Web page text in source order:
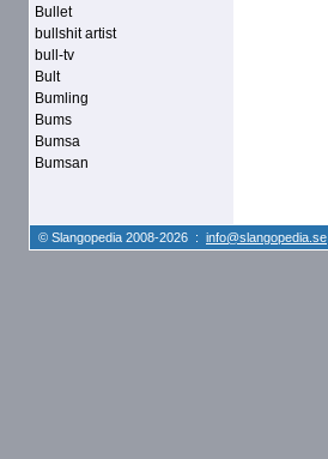
Bullet
bullshit artist
bull-tv
Bult
Bumling
Bums
Bumsa
Bumsan
© Slangopedia 2008-2026 : info@slangopedia.se